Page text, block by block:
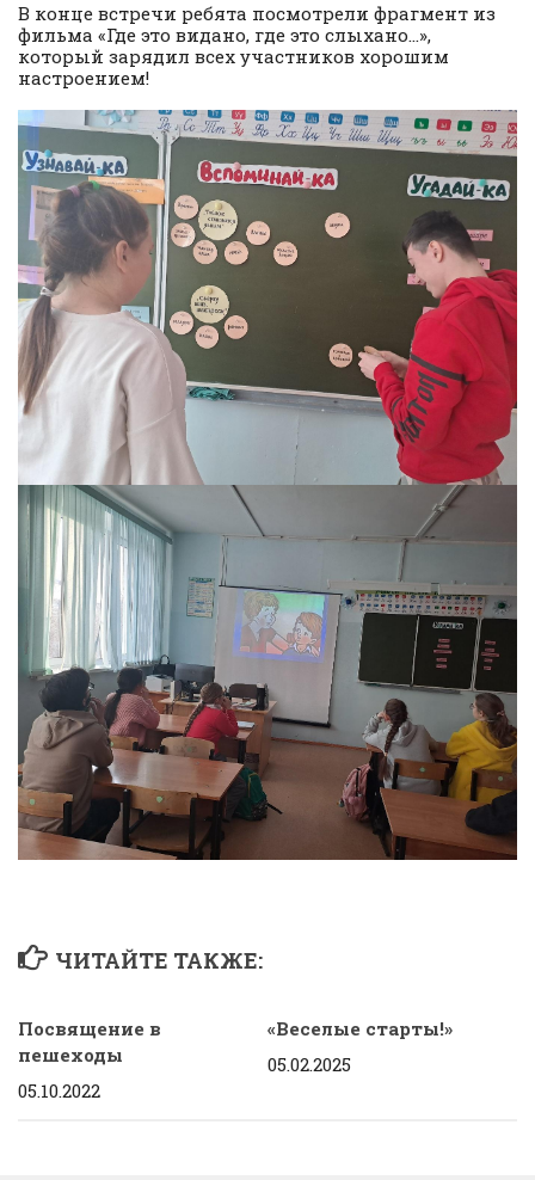
В конце встречи ребята посмотрели фрагмент из
фильма «Где это видано, где это слыхано…»,
который зарядил всех участников хорошим
настроением!
ЧИТАЙТЕ ТАКЖЕ:
Посвящение в
пешеходы
05.10.2022
«Веселые старты!»
05.02.2025